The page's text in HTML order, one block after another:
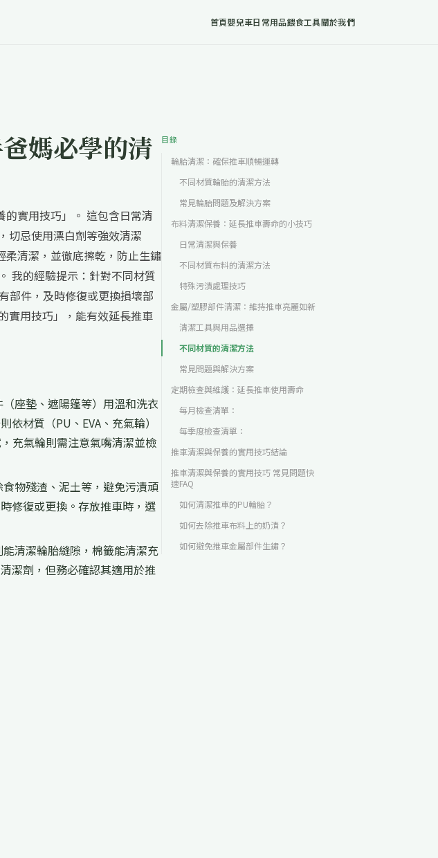
首頁嬰兒車日常用品餵食工具關於我們
媽必學的清
實用技巧」。 這包含日常清
切忌使用漂白劑等強效清潔
清潔，並徹底擦乾，防止生鏽
我的經驗提示：針對不同材質
部件，及時修復或更換損壞部
實用技巧」，能有效延長推車
座墊、遮陽篷等）用溫和洗衣
材質（PU、EVA、充氣輪）
充氣輪則需注意氣嘴清潔並檢
物殘渣、泥土等，避免污漬頑
修復或更換。存放推車時，選
清潔輪胎縫隙，棉籤能清潔充
潔劑，但務必確認其適用於推
目錄
輪胎清潔：確保推車順暢運轉
不同材質輪胎的清潔方法
常見輪胎問題及解決方案
布料清潔保養：延長推車壽命的小技巧
日常清潔與保養
不同材質布料的清潔方法
特殊污漬處理技巧
金屬/塑膠部件清潔：維持推車亮麗如新
清潔工具與用品選擇
不同材質的清潔方法
常見問題與解決方案
定期檢查與維護：延長推車使用壽命
每月檢查清單：
每季度檢查清單：
推車清潔與保養的實用技巧結論
推車清潔與保養的實用技巧 常見問題快
速FAQ
如何清潔推車的PU輪胎？
如何去除推車布料上的奶漬？
如何避免推車金屬部件生鏽？